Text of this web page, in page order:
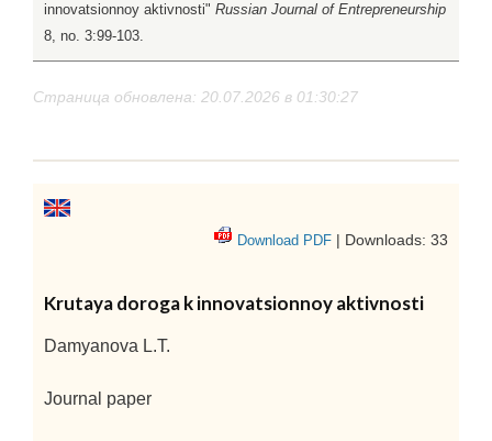
innovatsionnoy aktivnosti" Russian Journal of Entrepreneurship
8, no. 3:99-103.
Страница обновлена: 20.07.2026 в 01:30:27
Download PDF | Downloads: 33
Krutaya doroga k innovatsionnoy aktivnosti
Damyanova L.T.
Journal paper